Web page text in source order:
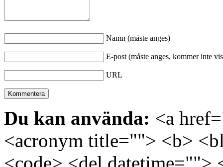
Namn (måste anges)
E-post (måste anges, kommer inte
URL
Du kan använda: <a
<acronym title=""> <b>
<code> <del